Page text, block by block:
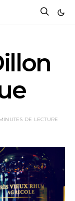
DE LECTURE